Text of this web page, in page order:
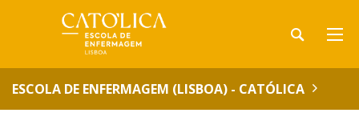
ESCOLA DE ENFERMAGEM (LISBOA) - CATÓLICA